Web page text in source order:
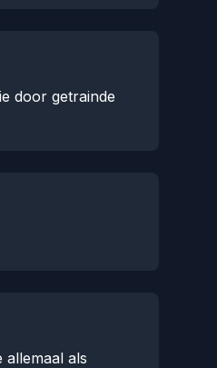
door getrainde
als